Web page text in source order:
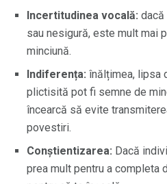
Incertitudinea vocală: dacă
sau nesigură, este mult mai
minciună.
Indiferența: înălțimea, lipsa
plictisită pot fi semne de
încearcă să evite
povestiri.
Conștientizarea: Dacă
prea mult pentru a completa